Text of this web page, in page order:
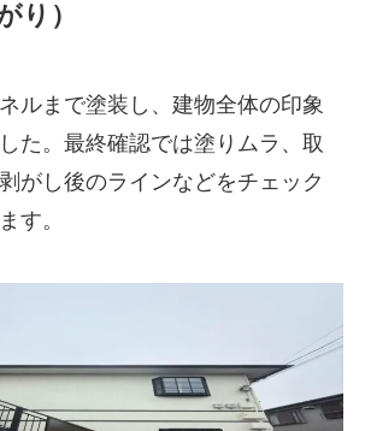
り）
ルまで塗装し、建物全体の印象
た。最終確認では塗りムラ、取
がし後のラインなどをチェック
す。